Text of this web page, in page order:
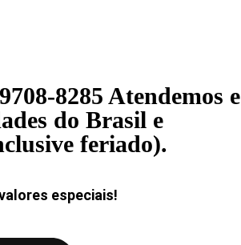
8285 Atendemos e
do Brasil e
feriado).
especiais!